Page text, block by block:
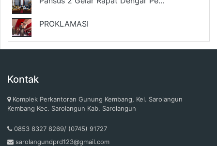
PROKLAMASI
Kontak
Komplek Perkantoran Gunung Kembang, Kel. Sarolangun
Kembang Kec. Sarolangun Kab. Sarolangun
0853 8327 8269/ (0745) 91727
sarolangundprd123@gmail.com